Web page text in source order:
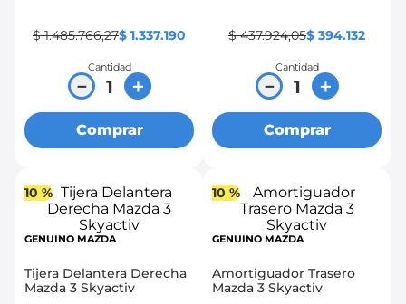
$ 1.485.766,27$ 1.337.190
Cantidad
＋
－
Comprar
$ 437.924,05$ 394.132
Cantidad
＋
－
Comprar
10 %
GENUINO MAZDA
Tijera Delantera Derecha
Mazda 3 Skyactiv
10 %
GENUINO MAZDA
Amortiguador Trasero
Mazda 3 Skyactiv